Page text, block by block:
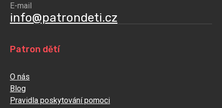
Patron dětí
O nás
Blog
Pravidla poskytování pomoci
E-mail
info@patrondeti.cz